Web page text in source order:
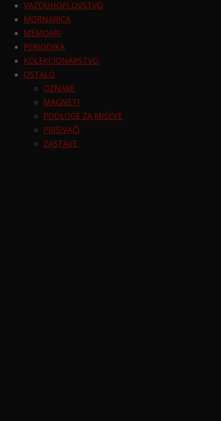
VAZDUHOPLOVSTVO
MORNARICA
MEMOARI
PERIODIKA
KOLEKCIONARSTVO
OSTALO
OZNAKE
MAGNETI
PODLOGE ZA MIŠEVE
PRIŠIVAČI
ZASTAVE